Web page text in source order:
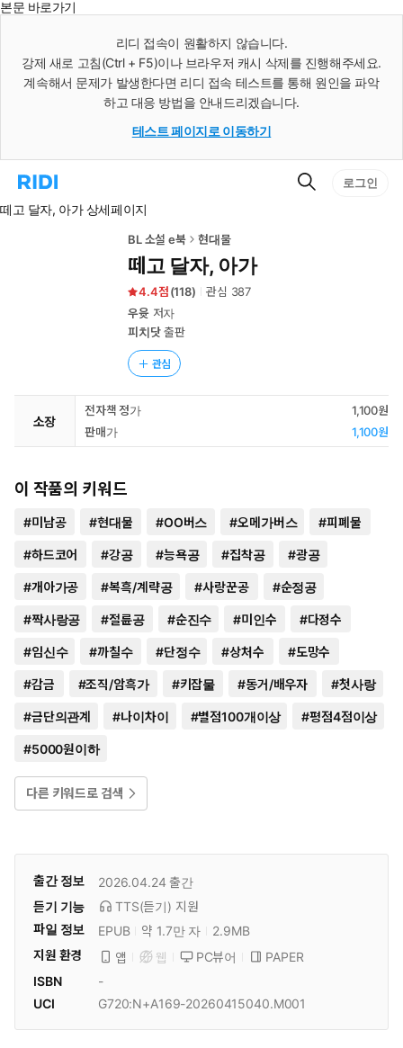
본문 바로가기
리디 접속이 원활하지 않습니다.
강제 새로 고침(Ctrl + F5)이나 브라우저 캐시 삭제를 진행해주세요.
계속해서 문제가 발생한다면 리디 접속 테스트를 통해 원인을 파악
하고 대응 방법을 안내드리겠습니다.
테스트 페이지로 이동하기
리
홈
검
로그인
떼고 달자, 아가 상세페이지
BL 소설 e북 현대물
떼고 달자, 아가
4.4 (118) 관심 387
우윳저자
피치닷출판
관심
소장
전자책 정가
1,100원
판매가
1,100원
이 작품의 키워드
#미남공 #현대물 #OO버스 #오메가버스 #피폐물
#하드코어 #강공 #능욕공 #집착공 #광공
#개아가공 #복흑/계략공 #사랑꾼공 #순정공
#짝사랑공 #절륜공 #순진수 #미인수 #다정수
#임신수 #까칠수 #단정수 #상처수 #도망수
#감금 #조직/암흑가 #키잡물 #동거/배우자 #첫사랑
#금단의관계 #나이차이 #별점100개이상 #평점4점이상
#5000원이하
다른 키워드로 검색
출간 정보 2026.04.24 출간
듣기 기능
TTS(듣기) 지원
파일 정보
EPUB 약 1.7만 자
2.9MB
지원 환경
앱 웹 PC뷰어
PAPER
ISBN
-
UCI
G720:N+A169-20260415040.M001